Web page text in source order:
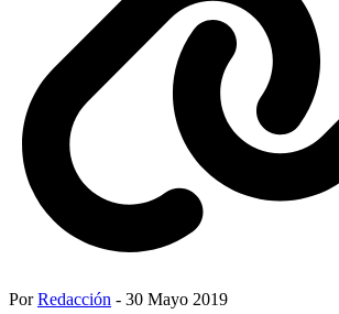
PorRedacción - 30 Mayo 2019